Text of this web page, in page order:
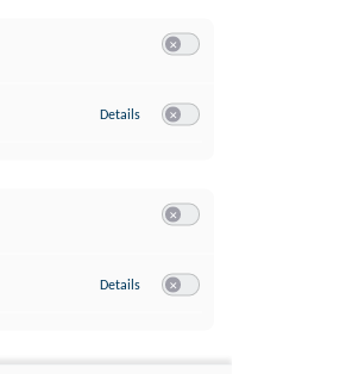
Details zu Google Analytics
Details zu YouTube